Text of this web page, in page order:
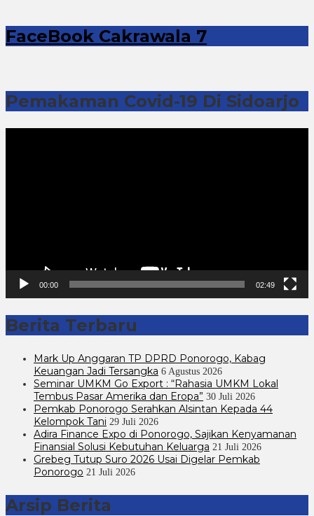
FaceBook Cakrawala 7
Pemakaman Covid-19 Di Sidoarjo
00:00 02:49
Berita Terbaru
Mark Up Anggaran TP DPRD Ponorogo, Kabag
Keuangan Jadi Tersangka 6 Agustus 2026
Seminar UMKM Go Export : “Rahasia UMKM Lokal
Tembus Pasar Amerika dan Eropa” 30 Juli 2026
Pemkab Ponorogo Serahkan Alsintan Kepada 44
Kelompok Tani 29 Juli 2026
Adira Finance Expo di Ponorogo, Sajikan Kenyamanan
Finansial Solusi Kebutuhan Keluarga 21 Juli 2026
Grebeg Tutup Suro 2026 Usai Digelar Pemkab
Ponorogo 21 Juli 2026
Arsip Berita